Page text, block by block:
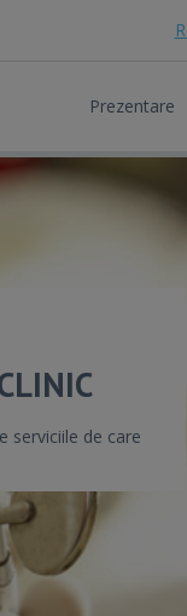
Prezentare
serviciile de care